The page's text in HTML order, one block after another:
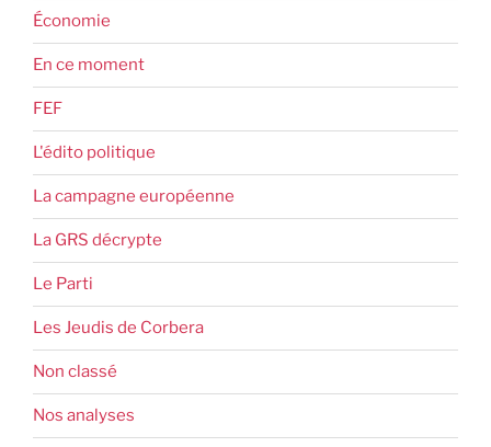
Économie
En ce moment
FEF
L'édito politique
La campagne européenne
La GRS décrypte
Le Parti
Les Jeudis de Corbera
Non classé
Nos analyses